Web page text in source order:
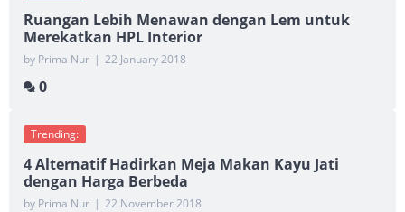
Ruangan Lebih Menawan dengan Lem untuk
Merekatkan HPL Interior
by Prima Nur | 22 January 2018
0
Trending:
4 Alternatif Hadirkan Meja Makan Kayu Jati
dengan Harga Berbeda
by Prima Nur | 22 November 2018